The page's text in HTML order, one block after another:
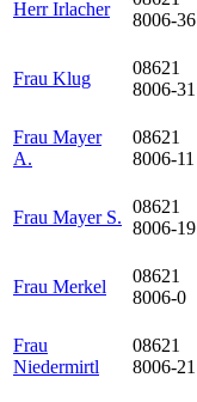
Herr Irlacher
8006-36
Frau Klug
08621
8006-31
Frau Mayer
A.
08621
8006-11
Frau Mayer S.
08621
8006-19
Frau Merkel
08621
8006-0
Frau
Niedermirtl
08621
8006-21